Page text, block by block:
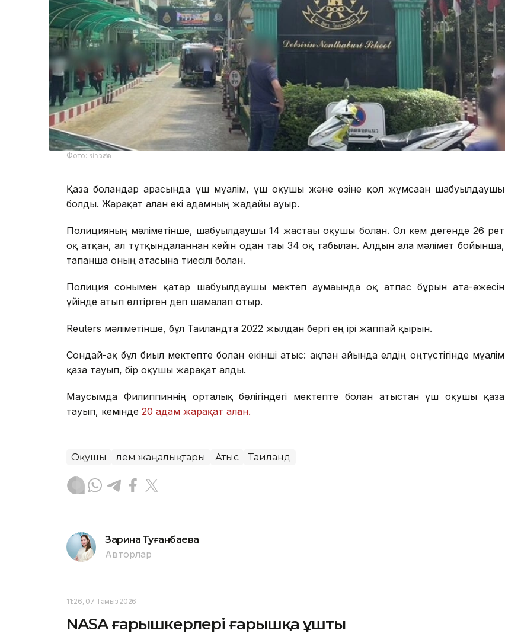
Фото: ข่าวสด
Қаза болғандар арасында үш мұғалім, үш оқушы және өзіне қол жұмсаған шабуылдаушы
болды. Жарақат алған екі адамның жағдайы ауыр.
Полицияның мәліметінше, шабуылдаушы 14 жастағы оқушы болған. Ол кем дегенде 26 рет
оқ атқан, ал тұтқындалғаннан кейін одан тағы 34 оқ табылған. Алдын ала мәлімет бойынша,
тапанша оның атасына тиесілі болған.
Полиция сонымен қатар шабуылдаушы мектеп аумағында оқ атпас бұрын ата-әжесін
үйінде атып өлтірген деп шамалап отыр.
Reuters мәліметінше, бұл Таиландта 2022 жылдан бергі ең ірі жаппай қырғын.
Сондай-ақ бұл биыл мектепте болған екінші атыс: ақпан айында елдің оңтүстігінде мұғалім
қаза тауып, бір оқушы жарақат алды.
Маусымда Филиппиннің орталық бөлігіндегі мектепте болған атыстан үш оқушы қаза
тауып, кемінде 20 адам жарақат алған.
Оқушы Әлем жаңалықтары Атыс Таиланд
Зарина Туғанбаева
Авторлар
11:26, 07 Тамыз 2026
NASA ғарышкерлері ғарышқа ұшты